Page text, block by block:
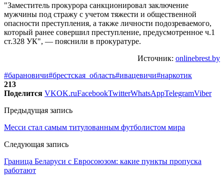
"Заместитель прокурора санкционировал заключение
мужчины под стражу с учетом тяжести и общественной
опасности преступления, а также личности подозреваемого,
который ранее совершил преступление, предусмотренное ч.1
ст.328 УК", — пояснили в прокуратуре.
Источник: onlinebrest.by
#барановичи#брестская_область#ивацевичи#наркотик
213
Поделится VKOK.ruFacebookTwitterWhatsAppTelegramViber
Предыдущая запись
Месси стал самым титулованным футболистом мира
Следующая запись
Граница Беларуси с Евросоюзом: какие пункты пропуска
работают